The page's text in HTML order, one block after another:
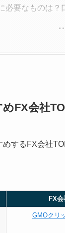
必要なものは？
めFX会社
するFX会社
FX会
GMOクリ